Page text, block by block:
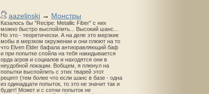
aazelinski → Монстры
Казалось бы "Recipe: Metallic Fiber" с них
можно быстро выспойлить... Высокий шанс...
Но это - теоретически. А на деле это мерзкие
мобы в мерзком окружении и они плюют на то
что Elven Elder бафала антиоравляющий баф
и при попытке спойла на тебя накидывается
орда агров и социалов и находятся они в
неудобной локации. Вобщем, я плюнул на
попытки выспойлить с этих тварей этот
рецепт (тем более что если шанс в базе - одна
из одинадцати попыток, то это не значит так и
будет! Может и с сотни попыток не